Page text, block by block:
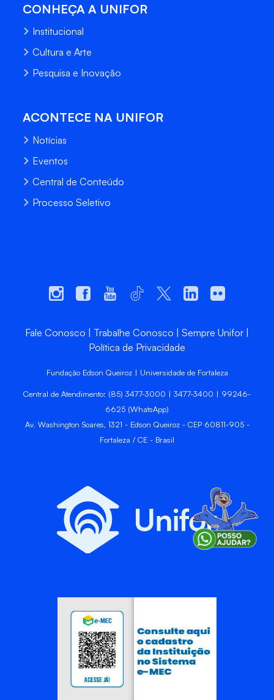
CONHEÇA A UNIFOR
Institucional
Cultura e Arte
Pesquisa e Inovação
ACONTECE NA UNIFOR
Notícias
Eventos
Central de Conteúdo
Processo Seletivo
Fale Conosco Trabalhe Conosco
Sempre Unifor
Política de Privacidade
Fundação Edson Queiroz | Universidade de Fortaleza
Central de Atendimento: (85) 3477-3000 | 3477-3400 | 99246-
6625 (WhatsApp)
Av. Washington Soares, 1321 - Edson Queiroz - CEP 60811-905 -
Fortaleza / CE - Brasil